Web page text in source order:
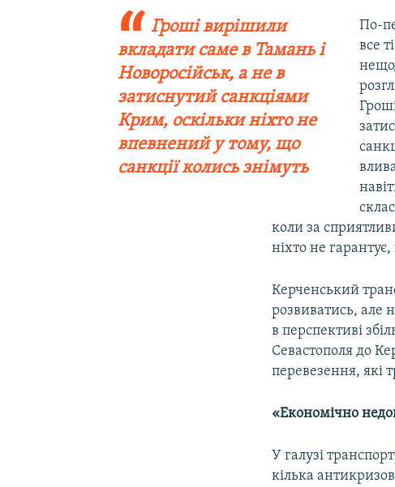
Гроші вирішили
вкладати саме в Тамань і
Новоросійськ, а не в
затиснутий санкціями
Крим, оскільки ніхто не
впевнений у тому, що
санкції колись знімуть
По-
все
коли за
ніхто не
Керченський
розвиватись, але
в перспективі
Севастополя до
перевезення, які
«Економічно
У галузі
кілька